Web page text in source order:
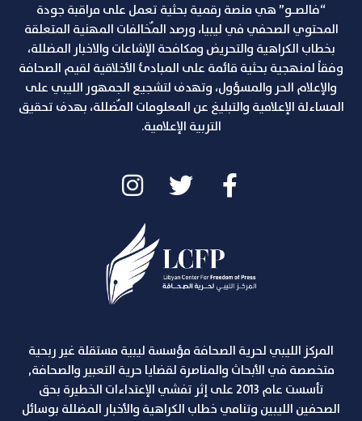
“فالصـو” هي منصة رقمية بحثية تعمل على مراقبة جودة
المحتوي الصحفي في ليبيا، ورصد المٌخالفات المهنية المتعلقة
بخطاب الكراهية والتحريض ومكافحة الإشاعات والاخبار المضللة،
وفقاً لمنهجية بحثية قائمة على المبادئ الأخلاقية لقيم الصحافة
والإعلام الحر والمسؤول، وتهدف لتشجيع الجمهور الليبي على
المساءلة الإعلامية والتبليغ عن المعلومات المٌضللة، بهدف تحقيق
التربية الإعلامية.
المركز الليبي لحرية الصحافة مؤسسة ليبية مستقلة غير ربحية
متخصصة في الأبحاث والمناصرة لقضايا حرية التعبير والصحافة,
تأسست عام 2013 على إثر تفشي الإعتداءات الخطيرة بحق
الصحفين الليبين وتنامي خطاب الكراهية والأخبار المضللة بوسائل